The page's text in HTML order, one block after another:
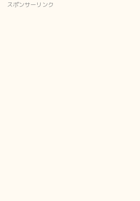
スポンサーリンク